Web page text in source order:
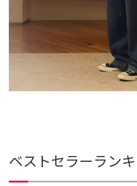
ベストセラーラン